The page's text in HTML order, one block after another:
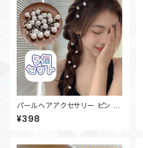
パールヘアアクセサリー ピン ク
リップ 推し事 ライブ ヘアメ 女
の子
¥398